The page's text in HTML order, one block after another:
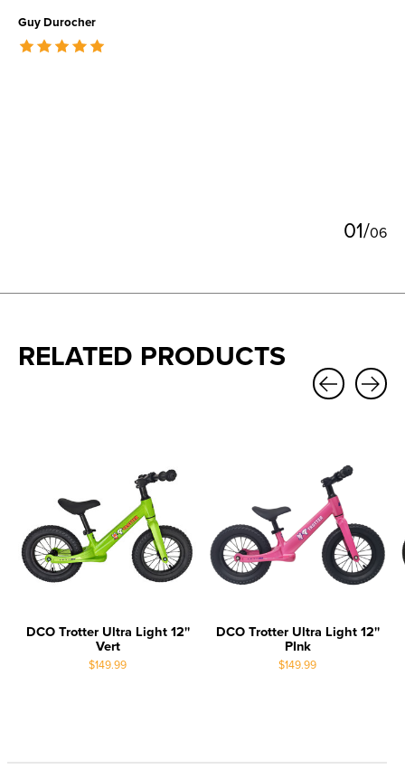
Guy Durocher
The rating of this product is
01/06
RELATED PRODUCTS
DCO Trotter Ultra Light 12''
Vert
$149.99
DCO Trotter Ultra Light 12''
PInk
$149.99